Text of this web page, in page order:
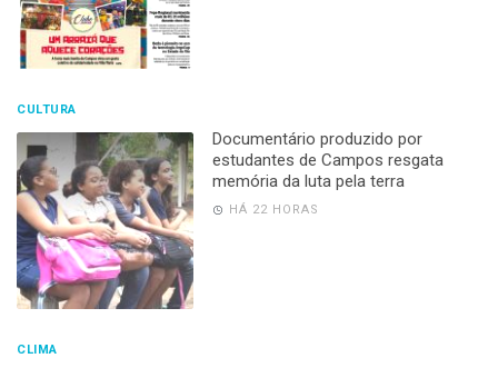
CULTURA
Documentário produzido por
estudantes de Campos resgata
memória da luta pela terra
HÁ 22 HORAS
CLIMA